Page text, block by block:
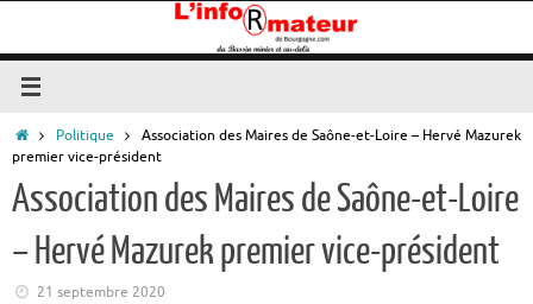
contenu
AccueilPolitique
Association des Maires de Saône-et-Loire – Hervé Mazurek
premier vice-président
Association des Maires de Saône-et-Loire
– Hervé Mazurek premier vice-président
21 septembre 2020